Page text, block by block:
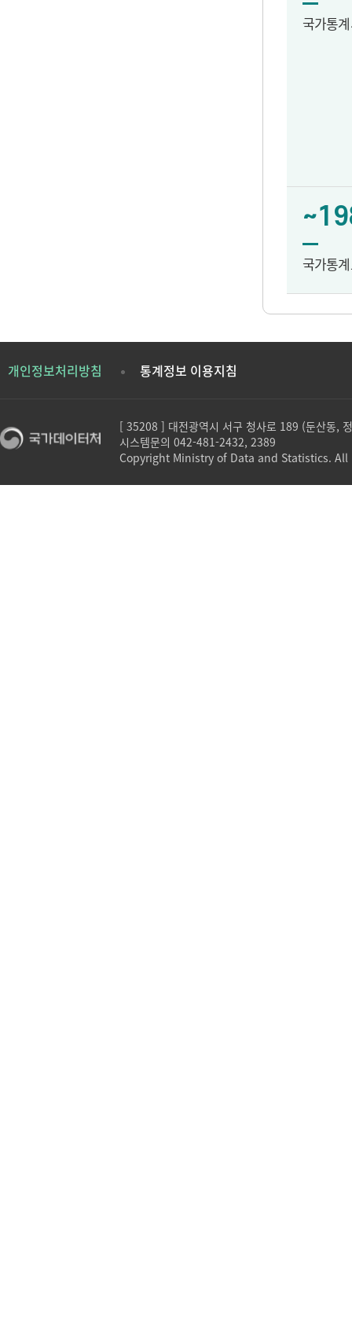
국가통
국가통
개인정보처리방침 통계정보 이용지침
[ 35208 ] 대전광역시 서구 청사로 189 (둔산동,
시스템문의 042-481-2432, 2389
Copyright Ministry of Data and Statistics.